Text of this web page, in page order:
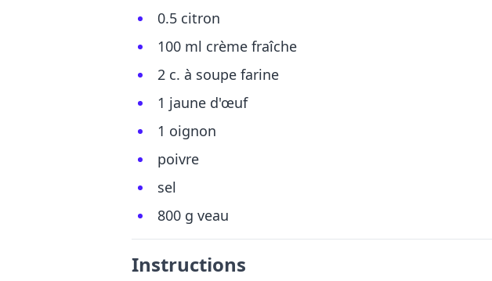
0.5 citron
100 ml crème fraîche
2 c. à soupe farine
1 jaune d'œuf
1 oignon
poivre
sel
800 g veau
Instructions